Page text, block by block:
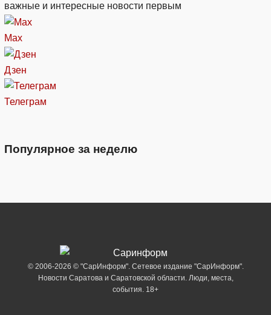
важные и интересные новости первым
Max
Дзен
Телеграм
Популярное за неделю
© 2006-2026 © "СарИнформ". Сетевое издание "СарИнформ".
Новости Саратова и Саратовской области. Люди, места,
события. 18+